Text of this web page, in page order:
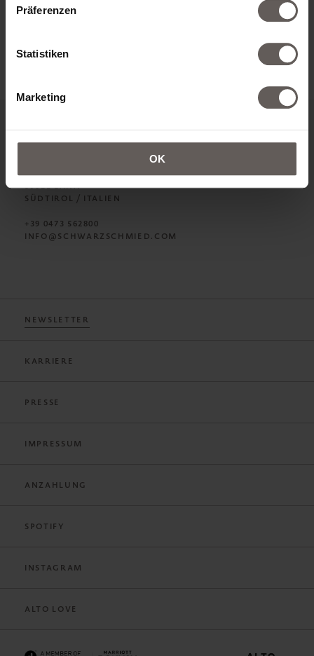
Präferenzen
Statistiken
Marketing
OK
HOTEL SCHWARZSCHMIED
SCHMIEDGASSE 6
39011 LANA
SÜDTIROL / ITALIEN
+39 0473 562800
INFO@SCHWARZSCHMIED.COM
NEWSLETTER
KARRIERE
PRESSE
IMPRESSUM
ANZAHLUNG
SPOTIFY
INSTAGRAM
ALTO LOVE